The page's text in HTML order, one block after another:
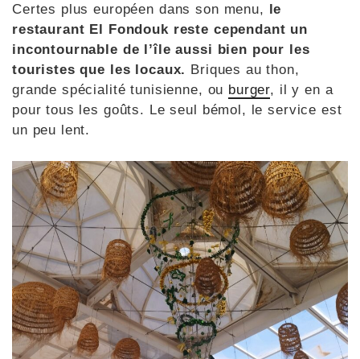
Certes plus européen dans son menu, le
restaurant El Fondouk reste cependant un
incontournable de l’île aussi bien pour les
touristes que les locaux. Briques au thon,
grande spécialité tunisienne, ou burger, il y en a
pour tous les goûts. Le seul bémol, le service est
un peu lent.